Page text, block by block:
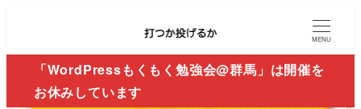
MENU
「WordPressもくもく勉強会@群馬」は開催を
お休みしています